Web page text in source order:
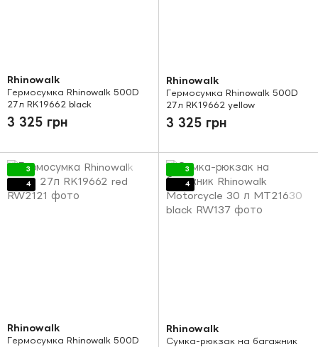
Rhinowalk
Гермосумка Rhinowalk 500D
27л RK19662 black
3 325 грн
Rhinowalk
Гермосумка Rhinowalk 500D
27л RK19662 yellow
3 325 грн
3
4
Rhinowalk
Гермосумка Rhinowalk 500D
3
4
Rhinowalk
Сумка-рюкзак на багажник